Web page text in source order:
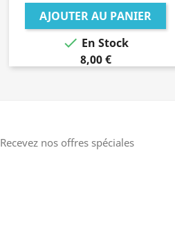
AJOUTER AU PANIER
 En Stock
8,00 €
Recevez nos offres spéciales